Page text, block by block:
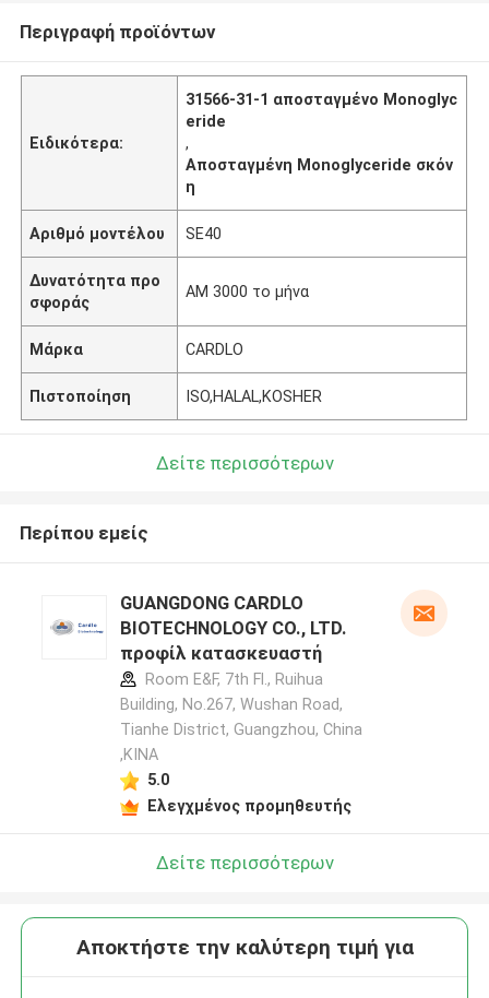
Περιγραφή προϊόντων
Ειδικότερα:
31566-31-1 αποσταγμένο Monoglyc
eride
,
Αποσταγμένη Monoglyceride σκόν
η
Αριθμό μοντέλου SE40
Δυνατότητα προ
σφοράς
ΑΜ 3000 το μήνα
Μάρκα CARDLO
Πιστοποίηση ISO,HALAL,KOSHER
Δείτε περισσότερων
Περίπου εμείς
GUANGDONG CARDLO
BIOTECHNOLOGY CO., LTD.
προφίλ κατασκευαστή
Room E&F, 7th Fl., Ruihua
Building, No.267, Wushan Road,
Tianhe District, Guangzhou, China
,ΚΙΝΑ
5.0
Ελεγχμένος προμηθευτής
Δείτε περισσότερων
Αποκτήστε την καλύτερη τιμή για